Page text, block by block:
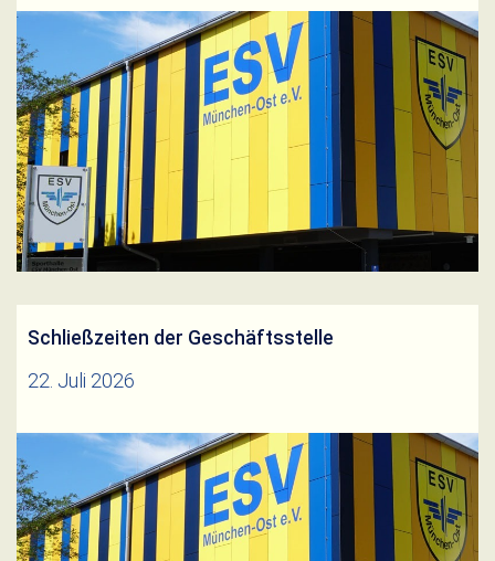
Yoga-Workshop für Kinder_Sommer
2026Herunterladen
Weiterlesen
Schließzeiten der Geschäftsstelle
22. Juli 2026
Die ESV-Geschäftsstelle ist vom 10.08.2026 –
28.08.2026 geschlossen! Wir wünschen allen
Mitgliedern schöne Sommerferien!